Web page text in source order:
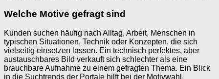
Welche Motive gefragt sind
Kunden suchen häufig nach Alltag, Arbeit, Menschen in
typischen Situationen, Technik oder Konzepten, die sich
vielseitig einsetzen lassen. Ein technisch perfektes, aber
austauschbares Bild verkauft sich schlechter als eine
brauchbare Aufnahme zu einem gefragten Thema. Ein Blick
in die Suchtrends der Portale hilft bei der Motivwahl.